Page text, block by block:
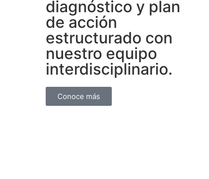
diagnóstico y plan
de acción
estructurado con
nuestro equipo
interdisciplinario.
Conoce más